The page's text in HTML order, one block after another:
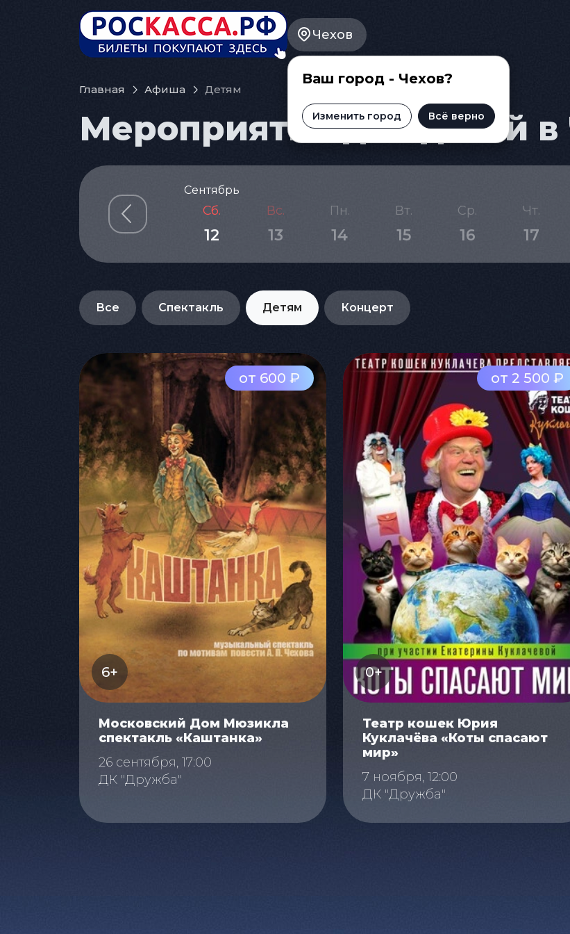
Чехов
Ваш город - Чехов?
Изменить город Всё верно
Главная Афиша Детям
Мероприятия для детей в
Сентябрь
Сб.
12
Вс.
13
Пн.
14
Вт.
15
Ср.
16
Чт.
17
Все Спектакль Детям Концерт
от 600 ₽
6+
Московский Дом Мюзикла
спектакль «Каштанка»
26 сентября, 17:00
ДК "Дружба"
от 2 500 ₽
0+
Театр кошек Юрия
Куклачёва «Коты спасают
мир»
7 ноября, 12:00
ДК "Дружба"